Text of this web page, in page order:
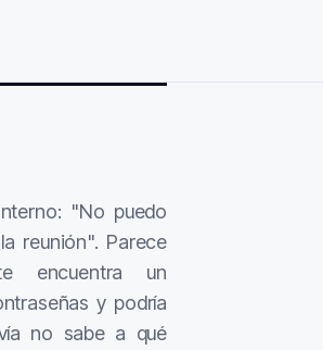
"No puedo
reunión". Parece
encuentra un
y podría
no sabe a qué